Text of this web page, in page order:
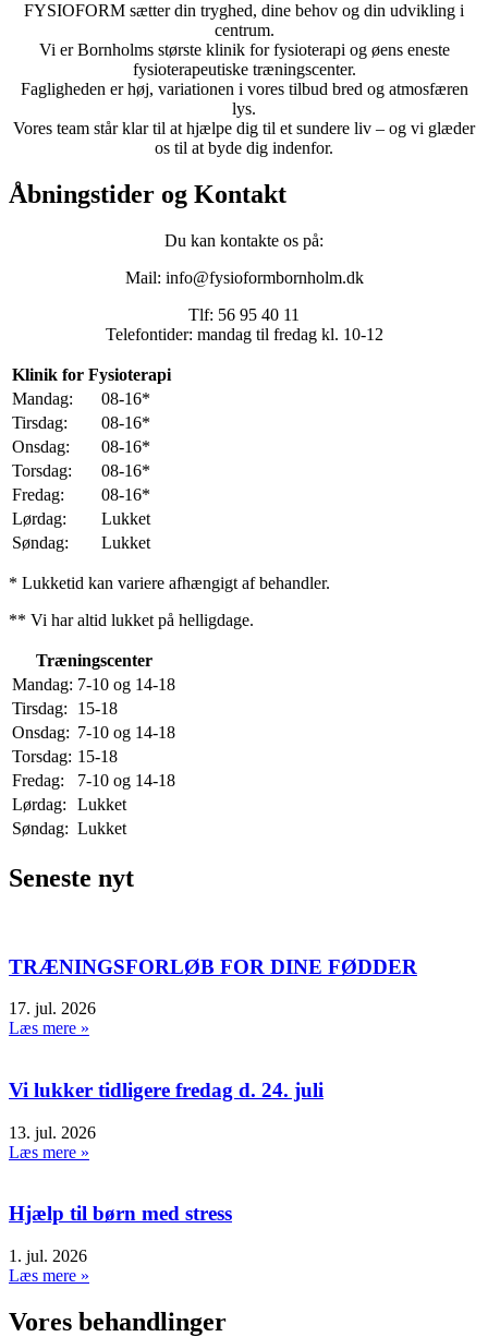
FYSIOFORM sætter din tryghed, dine behov og din udvikling i
centrum.
Vi er Bornholms største klinik for fysioterapi og øens eneste
fysioterapeutiske træningscenter.
Fagligheden er høj, variationen i vores tilbud bred og atmosfæren
lys.
Vores team står klar til at hjælpe dig til et sundere liv – og vi glæder
os til at byde dig indenfor.
Åbningstider og Kontakt
Du kan kontakte os på:
Mail: info@fysioformbornholm.dk
Tlf: 56 95 40 11
Telefontider: mandag til fredag kl. 10-12
Klinik for Fysioterapi
Mandag:
08-16*
Tirsdag:
08-16*
Onsdag:
08-16*
Torsdag:
08-16*
Fredag:
08-16*
Lørdag:
Lukket
Søndag:
Lukket
* Lukketid kan variere afhængigt af behandler.
** Vi har altid lukket på helligdage.
Træningscenter
Mandag: 7-10 og 14-18
Tirsdag:
15-18
Onsdag: 7-10 og 14-18
Torsdag: 15-18
Fredag:
7-10 og 14-18
Lørdag:
Lukket
Søndag: Lukket
Seneste nyt
TRÆNINGSFORLØB FOR DINE FØDDER
17. jul. 2026
Læs mere »
Vi lukker tidligere fredag d. 24. juli
13. jul. 2026
Læs mere »
Hjælp til børn med stress
1. jul. 2026
Læs mere »
Vores behandlinger